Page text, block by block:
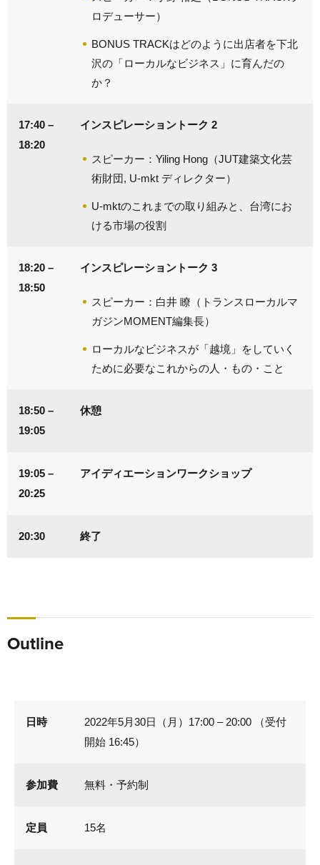
ロデューサー）
BONUS TRACKはどのように出店者を下北
沢の「ローカルなビジネス」に育んだの
か？
17:40 –
18:20
インスピレーショントーク 2
スピーカー：Yiling Hong（JUT建築文化芸
術財団, U-mkt ディレクター）
U-mktのこれまでの取り組みと、台湾にお
ける市場の役割
18:20 –
18:50
インスピレーショントーク 3
スピーカー：白井 瞭（トランスローカルマ
ガジンMOMENT編集長）
ローカルなビジネスが「越境」をしていく
ために必要なこれからの人・もの・こと
18:50 –
19:05
休憩
19:05 –
20:25
アイディエーションワークショップ
20:30 終了
Outline
日時
2022年5月30日（月）17:00 – 20:00 （受付
開始 16:45）
参加費 無料・予約制
定員 15名